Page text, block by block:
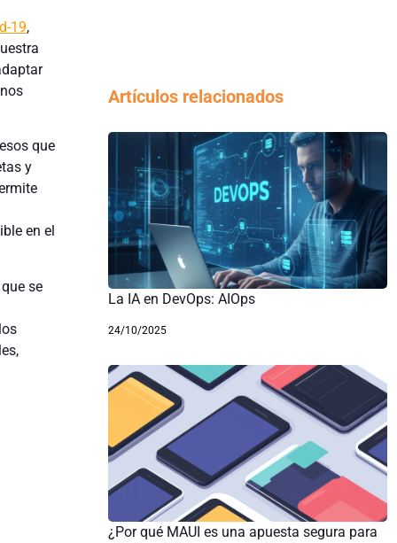
19,
que
y
en el
se
Artículos relacionados
La IA en DevOps: AIOps
24/10/2025
¿Por qué MAUI es una apuesta segura para